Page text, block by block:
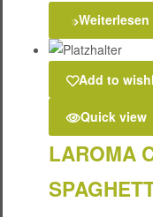
Weiterlesen
Add to
Quick view
LAROMA